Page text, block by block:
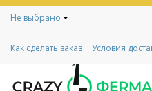
Не выбрано
Как сделать заказ Условия
Контакты